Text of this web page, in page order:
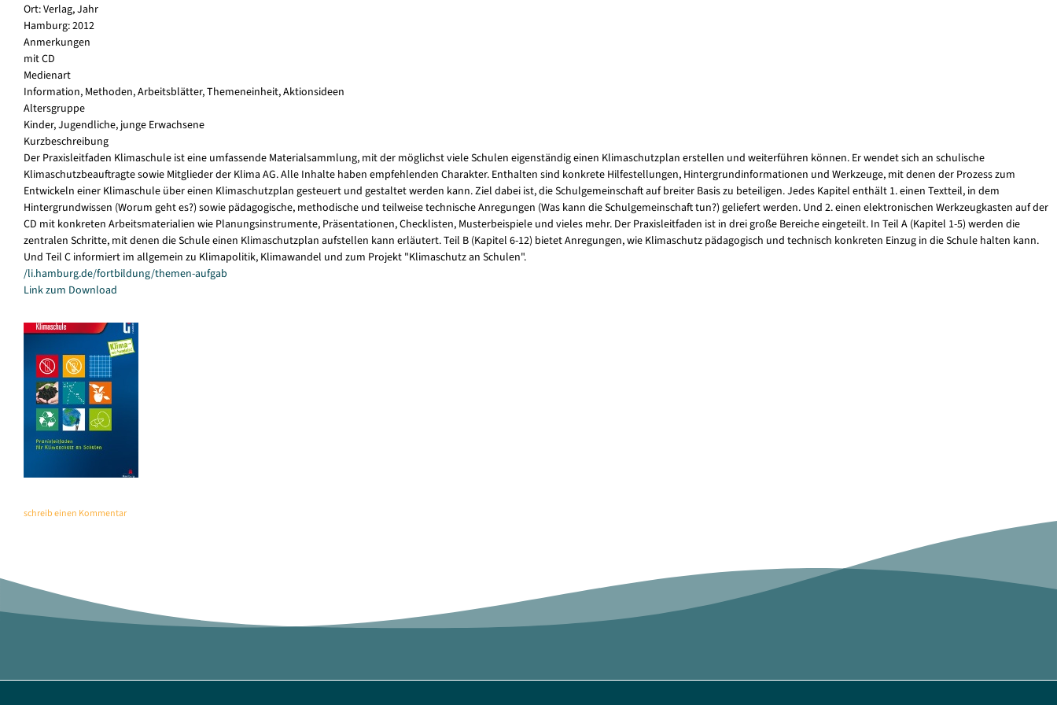
Ort: Verlag, Jahr
Hamburg: 2012
Anmerkungen
mit CD
Medienart
Information, Methoden, Arbeitsblätter, Themeneinheit, Aktionsideen
Altersgruppe
Kinder, Jugendliche, junge Erwachsene
Kurzbeschreibung
Der Praxisleitfaden Klimaschule ist eine umfassende Materialsammlung, mit der möglichst viele Schulen eigenständig einen Klimaschutzplan erstellen und weiterführen können. Er wendet sich an schulische
Klimaschutzbeauftragte sowie Mitglieder der Klima AG. Alle Inhalte haben empfehlenden Charakter. Enthalten sind konkrete Hilfestellungen, Hintergrundinformationen und Werkzeuge, mit denen der Prozess zum
Entwickeln einer Klimaschule über einen Klimaschutzplan gesteuert und gestaltet werden kann. Ziel dabei ist, die Schulgemeinschaft auf breiter Basis zu beteiligen. Jedes Kapitel enthält 1. einen Textteil, in dem
Hintergrundwissen (Worum geht es?) sowie pädagogische, methodische und teilweise technische Anregungen (Was kann die Schulgemeinschaft tun?) geliefert werden. Und 2. einen elektronischen Werkzeugkasten auf der
CD mit konkreten Arbeitsmaterialien wie Planungsinstrumente, Präsentationen, Checklisten, Musterbeispiele und vieles mehr. Der Praxisleitfaden ist in drei große Bereiche eingeteilt. In Teil A (Kapitel 1-5) werden die
zentralen Schritte, mit denen die Schule einen Klimaschutzplan aufstellen kann erläutert. Teil B (Kapitel 6-12) bietet Anregungen, wie Klimaschutz pädagogisch und technisch konkreten Einzug in die Schule halten kann.
Und Teil C informiert im allgemein zu Klimapolitik, Klimawandel und zum Projekt "Klimaschutz an Schulen".
/li.hamburg.de/fortbildung/themen-aufgab
Link zum Download
schreib einen Kommentar